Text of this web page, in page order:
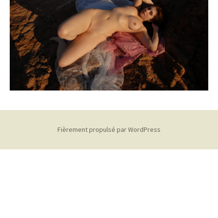
Fièrement propulsé par WordPress